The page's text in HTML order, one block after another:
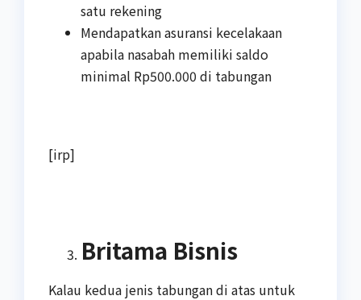
satu rekening
Mendapatkan asuransi kecelakaan
apabila nasabah memiliki saldo
minimal Rp500.000 di tabungan
[irp]
Britama Bisnis
Kalau kedua jenis tabungan di atas untuk